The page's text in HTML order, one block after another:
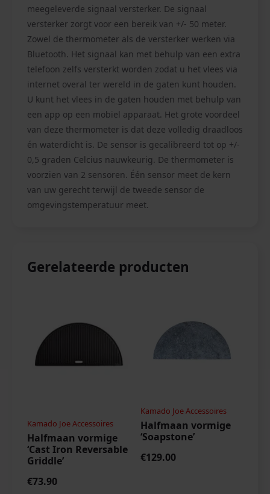
meegeleverde signaal versterker. De signaal
versterker zorgt voor een bereik van +/- 50 meter.
Zowel de thermometer als de versterker werken via
Bluetooth. Het signaal kan met behulp van een extra
telefoon zelfs versterkt worden zodat u het vlees via
internet overal ter wereld in de gaten kunt houden.
U kunt het vlees in de gaten houden met behulp van
een app op een mobiel apparaat. Het grote voordeel
van deze thermometer is dat deze volledig draadloos
én waterdicht is. De sensor is gecalibreerd tot op +/-
0,5 graden Celcius nauwkeurig. De thermometer is
voorzien van 2 sensoren. Één sensor meet de kern
van uw gerecht terwijl de tweede sensor de
omgevingstemperatuur meet.
Gerelateerde producten
Kamado Joe Accessoires
Halfmaan vormige
‘Cast Iron Reversable
Griddle’
€73.90
Kamado Joe Accessoires
Halfmaan vormige
‘Soapstone’
€129.00